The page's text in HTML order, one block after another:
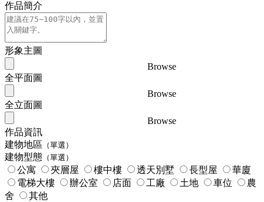
作品簡介
形象主圖
Browse
全平面圖
Browse
全立面圖
Browse
作品資訊
建物地區 （單選）
建物型態 （單選）
公寓 夾層屋 樓中樓 透天別墅 長型屋
華廈
電梯大樓
辦公室 店面 工廠 土地 車位
農
舍
其他